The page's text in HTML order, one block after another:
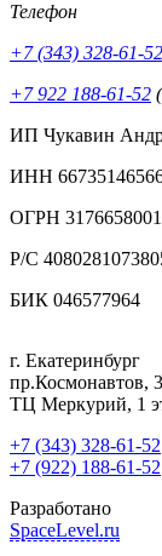
Телефон
+7 (343) 328-61-52
+7 922 188-61-52
ИП Чукавин
ИНН
ОГРН
Р/С
БИК 046577964
г. Екатеринбург
пр.Космонавтов,
ТЦ Меркурий, 1
+7 (343) 328-61-52
+7 (922) 188-61-52
Разработано
SpaceLevel.ru